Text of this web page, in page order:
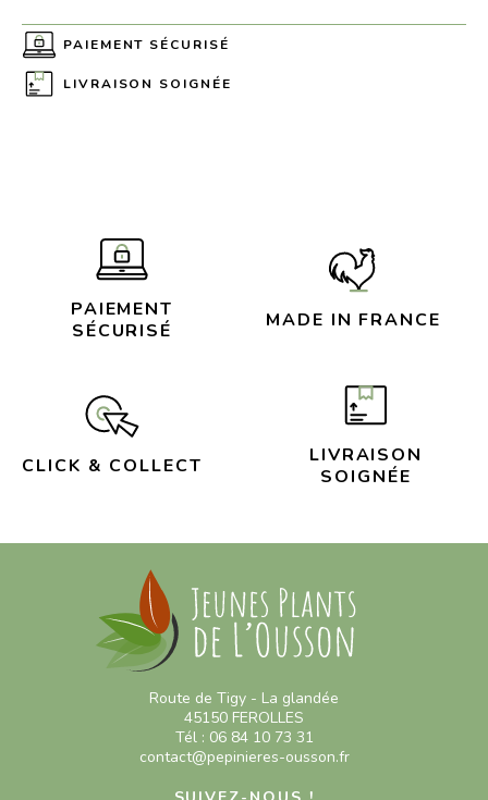
PAIEMENT SÉCURISÉ
LIVRAISON SOIGNÉE
PAIEMENT
SÉCURISÉ
MADE IN FRANCE
CLICK & COLLECT
LIVRAISON
SOIGNÉE
Route de Tigy - La glandée
45150 FEROLLES
Tél : 06 84 10 73 31
contact@pepinieres-ousson.fr